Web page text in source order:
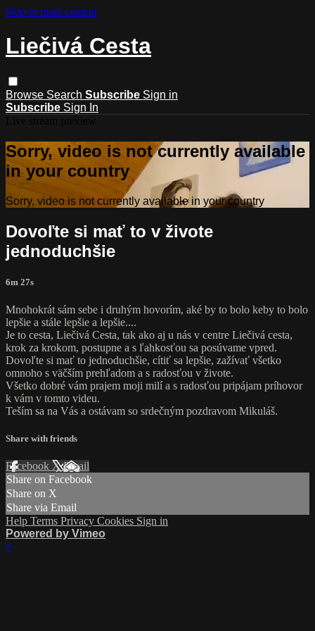
Skip to main content
Liečivá Cesta
Browse Search Subscribe Sign in
Subscribe Sign In
Sorry, video is not currently available
in your country
Sorry, video is not currently available in your country
Dovoľte si mať to v živote
jednoduchšie
6m 27s
Mnohokrát sám sebe i druhým hovorím, aké by to bolo keby to bolo
lepšie a stále lepšie a lepšie....
Je to cesta, Liečivá Cesta, tak ako aj u nás v centre Liečivá cesta,
krok za krokom, postupne a s ľahkosťou sa posúvame vpred.
Dovoľte si mať to jednoduchšie, cítiť sa lepšie, zažívať všetko
omnoho s väčším prehľadom a s radosťou v živote.
Všetko dobré vám prajem moji milí a s radosťou pripájam príhovor
k vám v tomto videu.
Teším sa na Vás a ostávam so srdečným pozdravom Mikuláš.
Share with friends
Facebook XEmail
Share on Facebook
Share on X
Share via Email
Help Terms Privacy Cookies Sign in
Powered by Vimeo
×